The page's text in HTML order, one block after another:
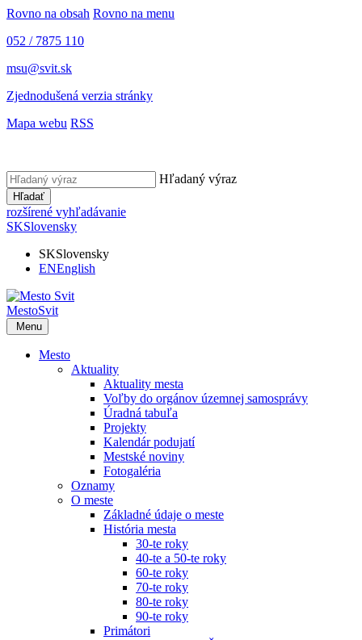
Rovno na obsah Rovno na menu
052 / 7875 110
msu@svit.sk
Zjednodušená verzia stránky
Mapa webu RSS
Hľadaný výraz
Hľadať
rozšírené vyhľadávanie
SKSlovensky
SKSlovensky
ENEnglish
MestoSvit
Menu
Mesto
Aktuality
Aktuality mesta
Voľby do orgánov územnej samosprávy
Úradná tabuľa
Projekty
Kalendár podujatí
Mestské noviny
Fotogaléria
Oznamy
O meste
Základné údaje o meste
História mesta
30-te roky
40-te a 50-te roky
60-te roky
70-te roky
80-te roky
90-te roky
Primátori